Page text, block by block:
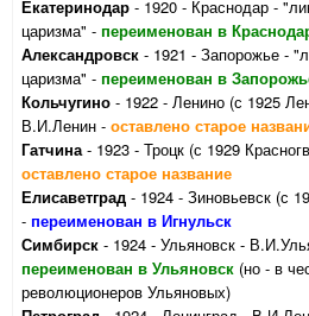
Екатеринодар - 1920 - Краснодар -
царизма" - переименован в
Александровск - 1921 - Запорожье -
царизма" - переименован в
Кольчугино - 1922 - Ленино (с 1925
В.И.Ленин - оставлено старое
Гатчина - 1923 - Троцк (с 1929
оставлено старое название
Елисаветград - 1924 - Зиновьевск (с
- переименован в Игнульск
Симбирск - 1924 - Ульяновск -
переименован в Ульяновск (но - в
революционеров Ульяновых)